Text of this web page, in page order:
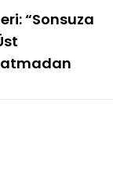
“Sonsuza